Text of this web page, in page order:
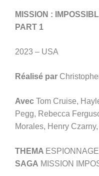
MISSION :
PART 1
2023 – USA
Réalisé par
Avec Tom Cruise,
Pegg, Rebecca
Morales, Henry
THEMA
SAGA MISSION